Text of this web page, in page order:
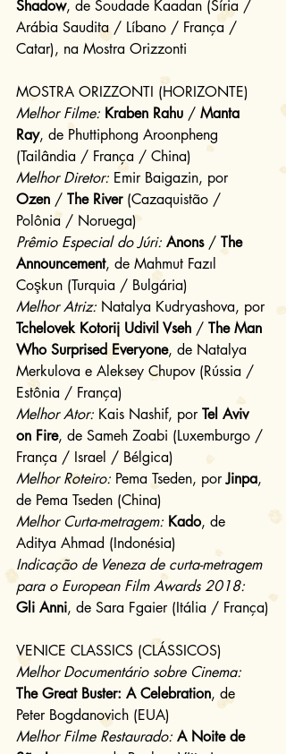
Shadow, de Soudade Kaadan (Síria /
Arábia Saudita / Líbano / França /
Catar), na Mostra Orizzonti
MOSTRA ORIZZONTI (HORIZONTE)
Melhor Filme: Kraben Rahu / Manta
Ray, de Phuttiphong Aroonpheng
(Tailândia / França / China)
Melhor Diretor: Emir Baigazin, por
Ozen / The River (Cazaquistão /
Polônia / Noruega)
Prêmio Especial do Júri: Anons / The
Announcement, de Mahmut Fazıl
Coşkun (Turquia / Bulgária)
Melhor Atriz: Natalya Kudryashova, por
Tchelovek Kotorij Udivil Vseh / The Man
Who Surprised Everyone, de Natalya
Merkulova e Aleksey Chupov (Rússia /
Estônia / França)
Melhor Ator: Kais Nashif, por Tel Aviv
on Fire, de Sameh Zoabi (Luxemburgo /
França / Israel / Bélgica)
Melhor Roteiro: Pema Tseden, por Jinpa,
de Pema Tseden (China)
Melhor Curta-metragem: Kado, de
Aditya Ahmad (Indonésia)
Indicação de Veneza de curta-metragem
para o European Film Awards 2018:
Gli Anni, de Sara Fgaier (Itália / França)
VENICE CLASSICS (CLÁSSICOS)
Melhor Documentário sobre Cinema:
The Great Buster: A Celebration, de
Peter Bogdanovich (EUA)
Melhor Filme Restaurado: A Noite de